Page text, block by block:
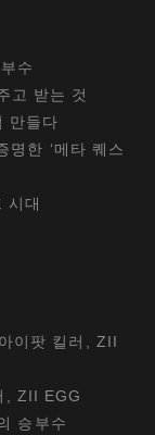
수
고 받는 것
만들다
명한 ‘메타 퀘스
시대
이팟 킬러, ZII
, ZII EGG
승부수